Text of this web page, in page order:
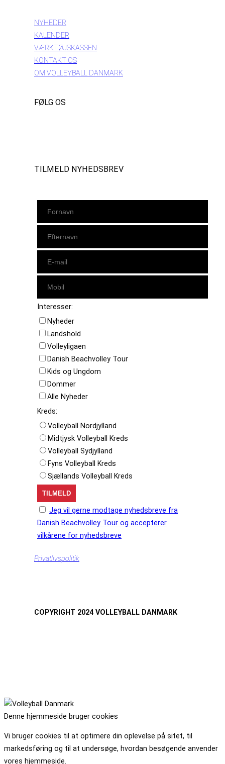
NYHEDER
KALENDER
VÆRKTØJSKASSEN
KONTAKT OS
OM VOLLEYBALL DANMARK
FØLG OS
TILMELD NYHEDSBREV
Interesser:
Nyheder
Landshold
Volleyligaen
Danish Beachvolley Tour
Kids og Ungdom
Dommer
Alle Nyheder
Kreds:
Volleyball Nordjylland
Midtjysk Volleyball Kreds
Volleyball Sydjylland
Fyns Volleyball Kreds
Sjællands Volleyball Kreds
Jeg vil gerne modtage nyhedsbreve fra
Danish Beachvolley Tour og accepterer
vilkårene for nyhedsbreve
Privatlivspolitik
COPYRIGHT 2024 VOLLEYBALL DANMARK
Denne hjemmeside bruger cookies
Vi bruger cookies til at optimere din oplevelse på sitet, til
markedsføring og til at undersøge, hvordan besøgende anvender
vores hjemmeside.